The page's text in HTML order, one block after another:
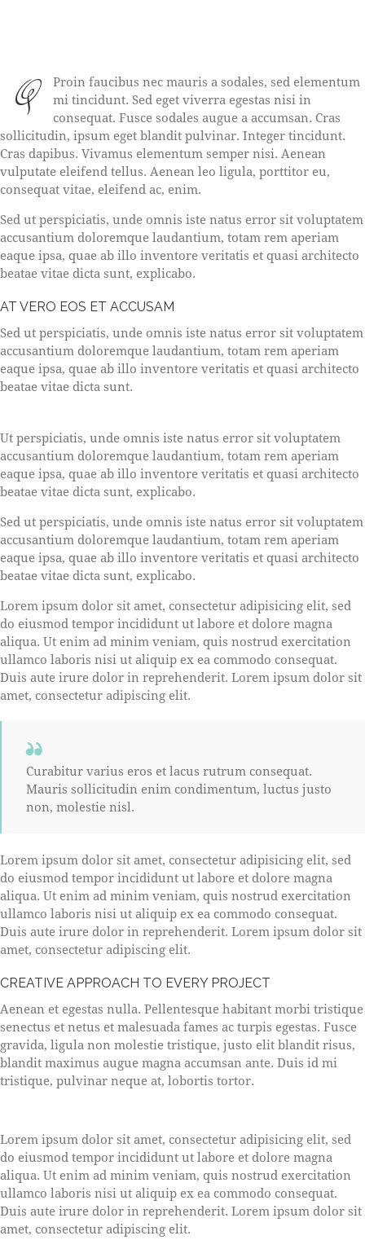
Q
Proin faucibus nec mauris a sodales, sed elementum
mi tincidunt. Sed eget viverra egestas nisi in
consequat. Fusce sodales augue a accumsan. Cras
sollicitudin, ipsum eget blandit pulvinar. Integer tincidunt.
Cras dapibus. Vivamus elementum semper nisi. Aenean
vulputate eleifend tellus. Aenean leo ligula, porttitor eu,
consequat vitae, eleifend ac, enim.
Sed ut perspiciatis, unde omnis iste natus error sit voluptatem
accusantium doloremque laudantium, totam rem aperiam
eaque ipsa, quae ab illo inventore veritatis et quasi architecto
beatae vitae dicta sunt, explicabo.
AT VERO EOS ET ACCUSAM
Sed ut perspiciatis, unde omnis iste natus error sit voluptatem
accusantium doloremque laudantium, totam rem aperiam
eaque ipsa, quae ab illo inventore veritatis et quasi architecto
beatae vitae dicta sunt.
Ut perspiciatis, unde omnis iste natus error sit voluptatem
accusantium doloremque laudantium, totam rem aperiam
eaque ipsa, quae ab illo inventore veritatis et quasi architecto
beatae vitae dicta sunt, explicabo.
Sed ut perspiciatis, unde omnis iste natus error sit voluptatem
accusantium doloremque laudantium, totam rem aperiam
eaque ipsa, quae ab illo inventore veritatis et quasi architecto
beatae vitae dicta sunt, explicabo.
Lorem ipsum dolor sit amet, consectetur adipisicing elit, sed
do eiusmod tempor incididunt ut labore et dolore magna
aliqua. Ut enim ad minim veniam, quis nostrud exercitation
ullamco laboris nisi ut aliquip ex ea commodo consequat.
Duis aute irure dolor in reprehenderit. Lorem ipsum dolor sit
amet, consectetur adipiscing elit.
Curabitur varius eros et lacus rutrum consequat.
Mauris sollicitudin enim condimentum, luctus justo
non, molestie nisl.
Lorem ipsum dolor sit amet, consectetur adipisicing elit, sed
do eiusmod tempor incididunt ut labore et dolore magna
aliqua. Ut enim ad minim veniam, quis nostrud exercitation
ullamco laboris nisi ut aliquip ex ea commodo consequat.
Duis aute irure dolor in reprehenderit. Lorem ipsum dolor sit
amet, consectetur adipiscing elit.
CREATIVE APPROACH TO EVERY PROJECT
Aenean et egestas nulla. Pellentesque habitant morbi tristique
senectus et netus et malesuada fames ac turpis egestas. Fusce
gravida, ligula non molestie tristique, justo elit blandit risus,
blandit maximus augue magna accumsan ante. Duis id mi
tristique, pulvinar neque at, lobortis tortor.
Lorem ipsum dolor sit amet, consectetur adipisicing elit, sed
do eiusmod tempor incididunt ut labore et dolore magna
aliqua. Ut enim ad minim veniam, quis nostrud exercitation
ullamco laboris nisi ut aliquip ex ea commodo consequat.
Duis aute irure dolor in reprehenderit. Lorem ipsum dolor sit
amet, consectetur adipiscing elit.